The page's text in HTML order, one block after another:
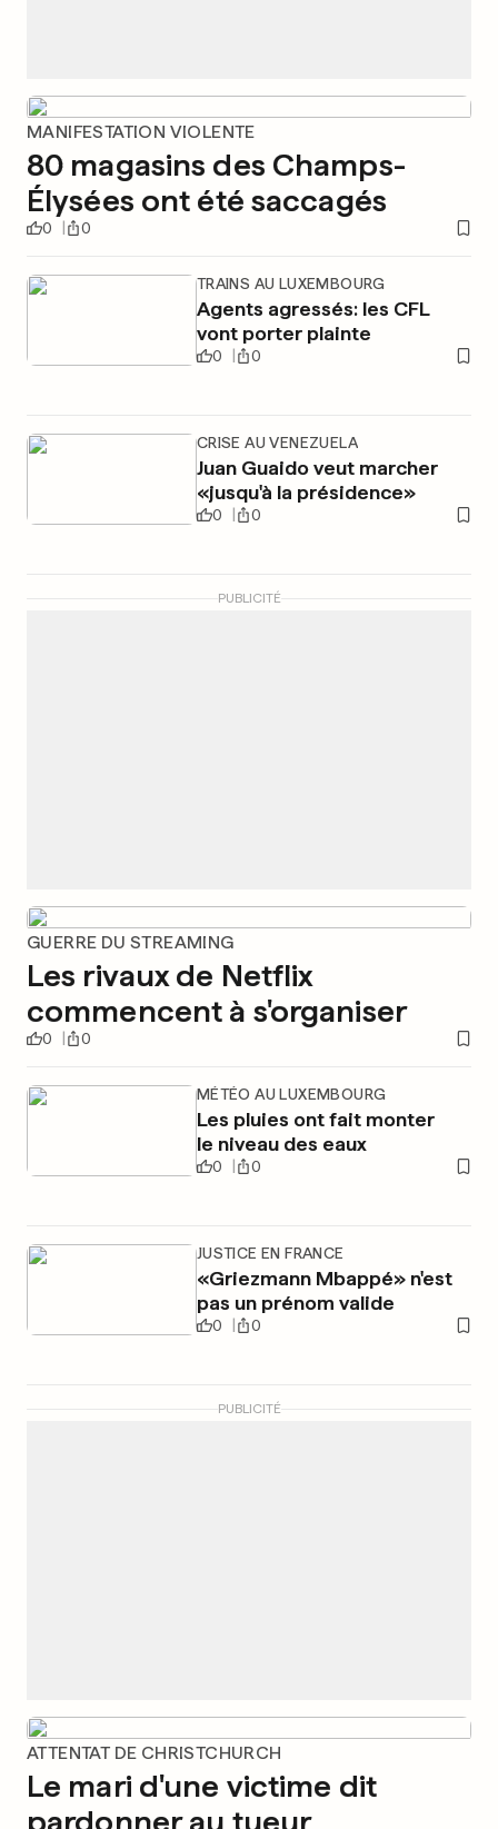
MANIFESTATION VIOLENTE
80 magasins des Champs-
Élysées ont été saccagés
0 0
TRAINS AU LUXEMBOURG
Agents agressés: les CFL
vont porter plainte
0 0
CRISE AU VENEZUELA
Juan Guaido veut marcher
«jusqu'à la présidence»
0 0
PUBLICITÉ
GUERRE DU STREAMING
Les rivaux de Netflix
commencent à s'organiser
0 0
MÉTÉO AU LUXEMBOURG
Les pluies ont fait monter
le niveau des eaux
0 0
JUSTICE EN FRANCE
«Griezmann Mbappé» n'est
pas un prénom valide
0 0
PUBLICITÉ
ATTENTAT DE CHRISTCHURCH
Le mari d'une victime dit
pardonner au tueur